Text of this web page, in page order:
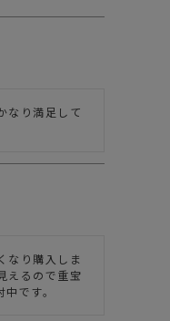
なり満足して
なり購入しま
えるので重宝